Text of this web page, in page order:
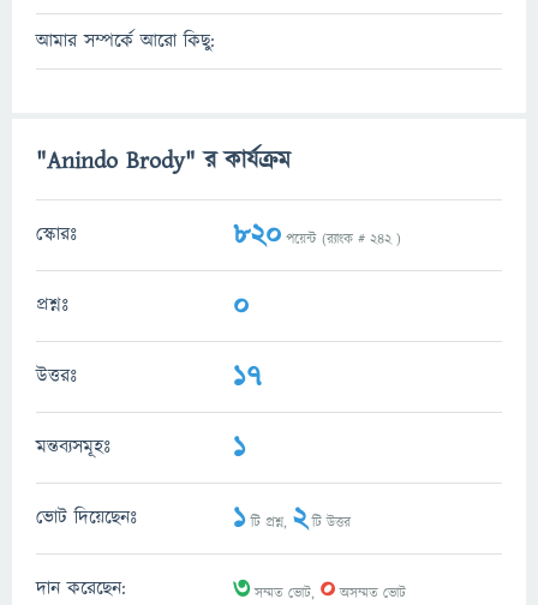
আমার সম্পর্কে আরো কিছু:
"Anindo Brody" র কার্যক্রম
স্কোরঃ 820 পয়েন্ট (র‌্যাংক # 242)
প্রশ্নঃ 0
উত্তরঃ 17
মন্তব্যসমূহঃ 1
ভোট দিয়েছেনঃ 1টি প্রশ্ন, 2টি উত্তর
দান করেছেন: 3সম্মত ভোট, 0অসম্মত ভোট